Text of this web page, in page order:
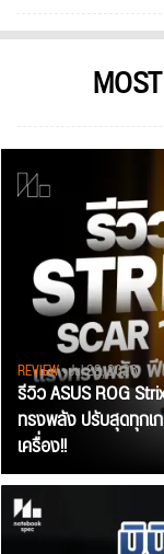
REVIEW• Jul 28, 2026
รีวิว ASUS ROG
ทรงพลัง ปรับสุดทุกเ
เครื่อง!!